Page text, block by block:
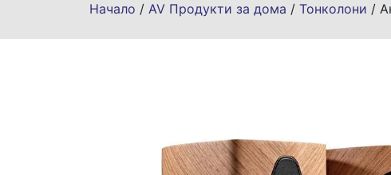
Начало / AV Продукти за дома / Тонколони /